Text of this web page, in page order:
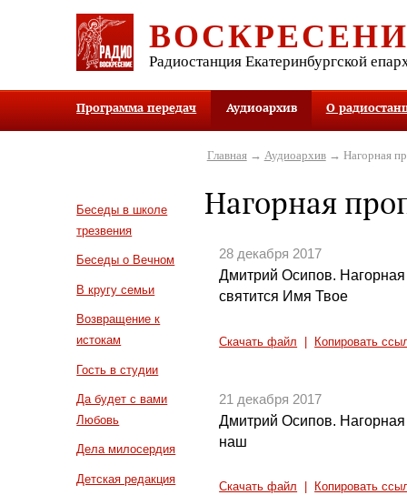
Радиостанция Екатеринбургской
Программа передач Аудиоархив О
Беседы в школе
трезвения
Беседы о Вечном
В кругу семьи
Возвращение к
истокам
Гость в студии
Да будет с вами
Любовь
Дела милосердия
Детская редакция
Главная→ Аудиоархив→ Нагорная
Нагорная
28 декабря 2017
Дмитрий Осипов.
святится Имя Твое
Скачать файл Копировать
21 декабря 2017
Дмитрий Осипов.
наш
Скачать файл Копировать